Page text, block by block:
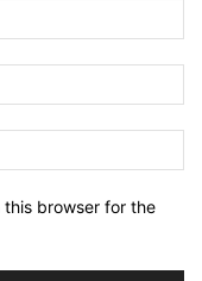
this browser for the